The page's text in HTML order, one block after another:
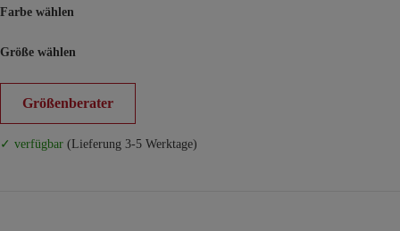
Farbe wählen
Größe wählen
Größenberater
✓ verfügbar (Lieferung 3-5 Werktage)